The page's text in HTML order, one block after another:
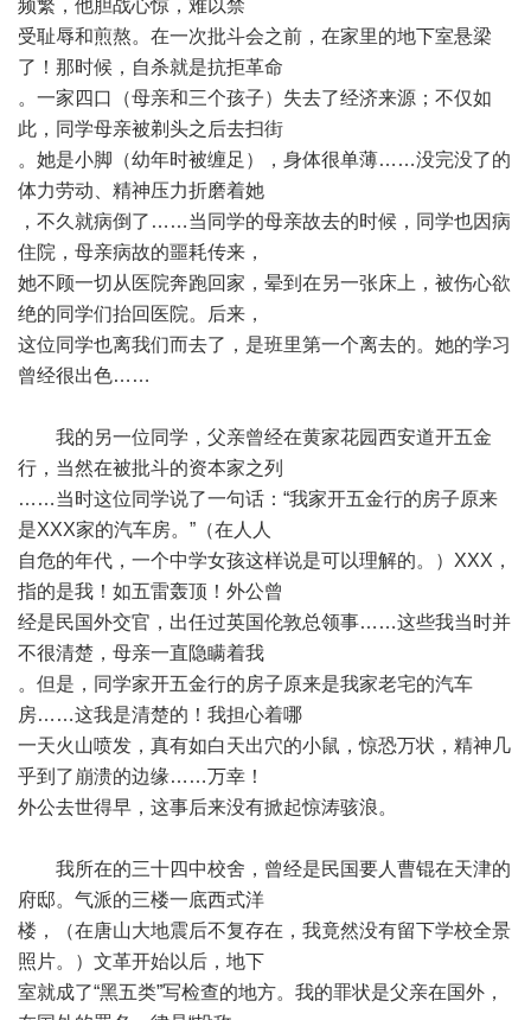
频繁，他胆战心惊，难以禁
受耻辱和煎熬。在一次批斗会之前，在家里的地下室悬梁
了！那时候，自杀就是抗拒革命
。一家四口（母亲和三个孩子）失去了经济来源；不仅如
此，同学母亲被剃头之后去扫街
。她是小脚（幼年时被缠足），身体很单薄……没完没了的
体力劳动、精神压力折磨着她
，不久就病倒了……当同学的母亲故去的时候，同学也因病
住院，母亲病故的噩耗传来，
她不顾一切从医院奔跑回家，晕到在另一张床上，被伤心欲
绝的同学们抬回医院。后来，
这位同学也离我们而去了，是班里第一个离去的。她的学习
曾经很出色……
我的另一位同学，父亲曾经在黄家花园西安道开五金
行，当然在被批斗的资本家之列
……当时这位同学说了一句话：“我家开五金行的房子原来
是XXX家的汽车房。”（在人人
自危的年代，一个中学女孩这样说是可以理解的。）XXX，
指的是我！如五雷轰顶！外公曾
经是民国外交官，出任过英国伦敦总领事……这些我当时并
不很清楚，母亲一直隐瞒着我
。但是，同学家开五金行的房子原来是我家老宅的汽车
房……这我是清楚的！我担心着哪
一天火山喷发，真有如白天出穴的小鼠，惊恐万状，精神几
乎到了崩溃的边缘……万幸！
外公去世得早，这事后来没有掀起惊涛骇浪。
我所在的三十四中校舍，曾经是民国要人曹锟在天津的
府邸。气派的三楼一底西式洋
楼，（在唐山大地震后不复存在，我竟然没有留下学校全景
照片。）文革开始以后，地下
室就成了“黑五类”写检查的地方。我的罪状是父亲在国外，